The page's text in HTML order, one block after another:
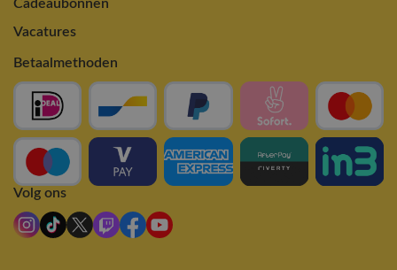
Cadeaubonnen
Vacatures
Betaalmethoden
Volg ons